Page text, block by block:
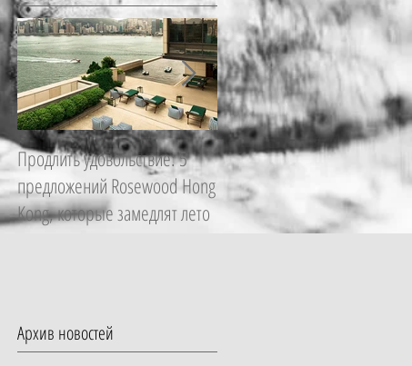
Продлить удовольствие: 5
предложений Rosewood Hong
Kong, которые замедлят лето
Начать с главного: гид по
программе Essential в ZEM
Wellness Clinic Altea, которая
изменит качество жизни за
Архив новостей